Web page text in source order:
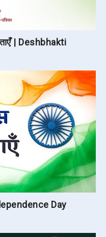
| Deshbhakti
Day